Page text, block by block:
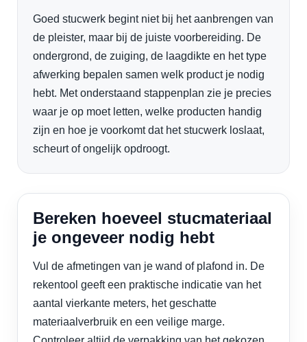
Goed stucwerk begint niet bij het aanbrengen van
de pleister, maar bij de juiste voorbereiding. De
ondergrond, de zuiging, de laagdikte en het type
afwerking bepalen samen welk product je nodig
hebt. Met onderstaand stappenplan zie je precies
waar je op moet letten, welke producten handig
zijn en hoe je voorkomt dat het stucwerk loslaat,
scheurt of ongelijk opdroogt.
Bereken hoeveel stucmateriaal
je ongeveer nodig hebt
Vul de afmetingen van je wand of plafond in. De
rekentool geeft een praktische indicatie van het
aantal vierkante meters, het geschatte
materiaalverbruik en een veilige marge.